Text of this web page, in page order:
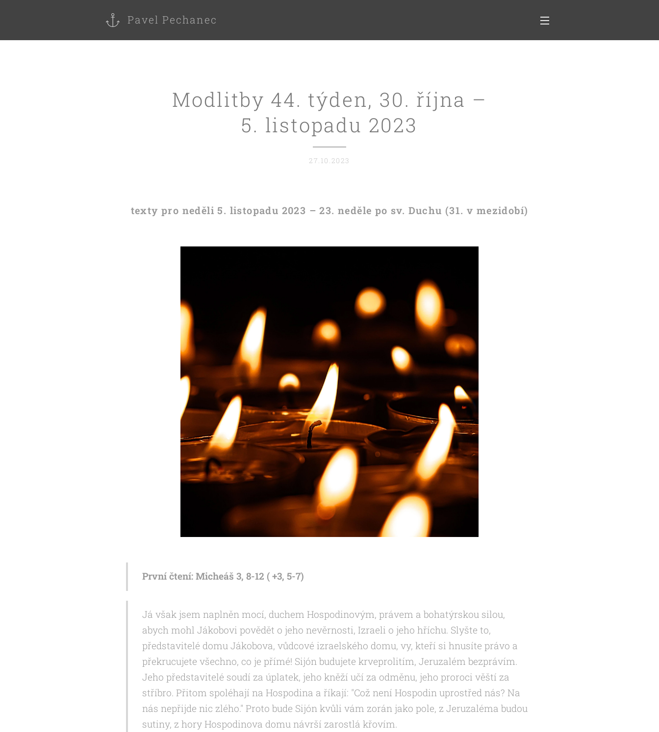
Pavel Pechanec
Modlitby 44. týden, 30. října –
5. listopadu 2023
27.10.2023
texty pro neděli 5. listopadu 2023 – 23. neděle po sv. Duchu (31. v mezidobí)
První čtení: Micheáš 3, 8-12 ( +3, 5-7)
Já však jsem naplněn mocí, duchem Hospodinovým, právem a bohatýrskou silou,
abych mohl Jákobovi povědět o jeho nevěrnosti, Izraeli o jeho hříchu. Slyšte to,
představitelé domu Jákobova, vůdcové izraelského domu, vy, kteří si hnusíte právo a
překrucujete všechno, co je přímé! Sijón budujete krveprolitím, Jeruzalém bezprávím.
Jeho představitelé soudí za úplatek, jeho kněží učí za odměnu, jeho proroci věští za
stříbro. Přitom spoléhají na Hospodina a říkají: "Což není Hospodin uprostřed nás? Na
nás nepřijde nic zlého." Proto bude Sijón kvůli vám zorán jako pole, z Jeruzaléma budou
sutiny, z hory Hospodinova domu návrší zarostlá křovím.